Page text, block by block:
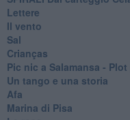
Lettere
Il vento
Sal
Crianças
Pic nic a Salamansa -
Un tango e una storia
Afa
Marina di Pisa